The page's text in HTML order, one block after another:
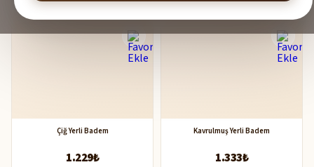
Çiğ Yerli Badem
1.229₺
Kavrulmuş Yerli Badem
1.333₺